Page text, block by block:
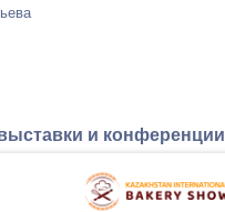
и конференции